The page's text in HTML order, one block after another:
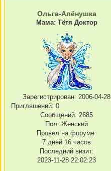
Ольга-Алёнушка
Мама: Тётя Доктор
Зарегистрирован: 2006-04-28
Приглашений: 0
Сообщений: 2685
Пол: Женский
Провел на форуме:
7 дней 16 часов
Последний визит:
2023-11-28 22:02:23